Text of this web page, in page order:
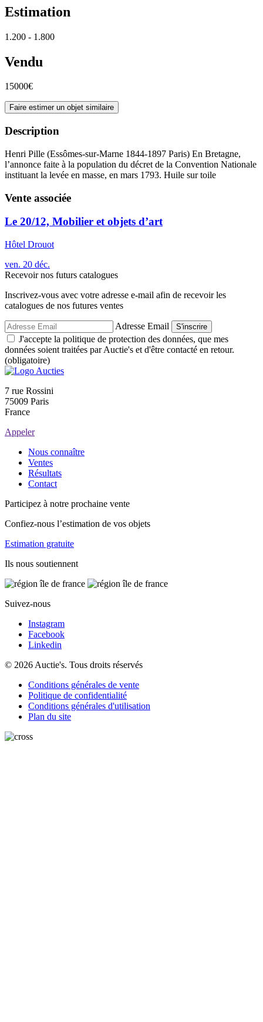
Estimation
1.200 - 1.800
Vendu
15000€
Faire estimer un objet similaire
Description
Henri Pille (Essômes-sur-Marne 1844-1897 Paris) En Bretagne,
l’annonce faite à la population du décret de la Convention Nationale
instituant la levée en masse, en mars 1793. Huile sur toile
Vente associée
Le 20/12, Mobilier et objets d’art
Hôtel Drouot
ven. 20 déc.
Recevoir nos futurs catalogues
Inscrivez-vous avec votre adresse e-mail afin de recevoir les
catalogues de nos futures ventes
Adresse Email S'inscrire
J'accepte la politique de protection des données, que mes
données soient traitées par Auctie's et d'être contacté en retour.
(obligatoire)
7 rue Rossini
75009 Paris
France
Appeler
Nous connaître
Ventes
Résultats
Contact
Participez à notre prochaine vente
Confiez-nous l’estimation de vos objets
Estimation gratuite
Ils nous soutiennent
Suivez-nous
Instagram
Facebook
Linkedin
© 2026 Auctie's. Tous droits réservés
Conditions générales de vente
Politique de confidentialité
Conditions générales d'utilisation
Plan du site